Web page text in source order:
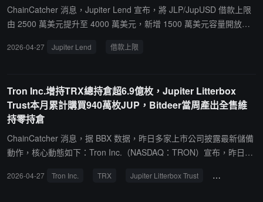
PropAMM 提供流動性，Jupiter 則作為用戶訪問入口。整個系統在現
有證券法規下運行。該系統為發行人提供了大規模的流動性支持，為
區塊鏈的市場在提升效率、透明度和可訪問性的同時已具備可擴展
ChainCatcher 消息，Jupiter Lend 宣布，將 JLP/JupUSD 借款上限
由 2500 萬美元提升至 4000 萬美元，新增 1500 萬美元容量開放使
2026-04-27 Jupiter Lend 借款上限
Tron Inc.增持TRX總持倉超6.9億枚，Jupiter Litterbox
Trust本月累計購買940萬枚JUP，Bitdeer當周產出全售維
持零持倉
ChainCatcher 消息，据 BBX 数据，昨日多家上市公司披露最新儲備
動作，核心動態如下：Tron Inc.（NASDAQ：TRON）宣布，昨日以
庫持倉總量提升至超 6.933 億枚。Jupiter 策略儲備信託基金 Jupiter
2026-04-27 Tron Inc. TRX Jupiter Litterbox Trust Bitdeer